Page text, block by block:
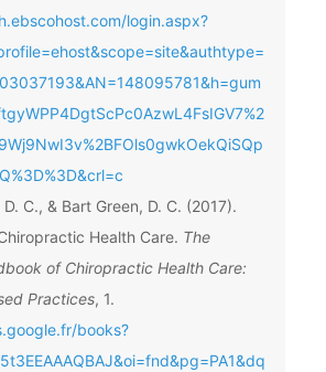
login.aspx?
C., & Bart Green, D. C. (2017).
Health Care. The
of Chiropractic Health Care:
Practices, 1.
books?